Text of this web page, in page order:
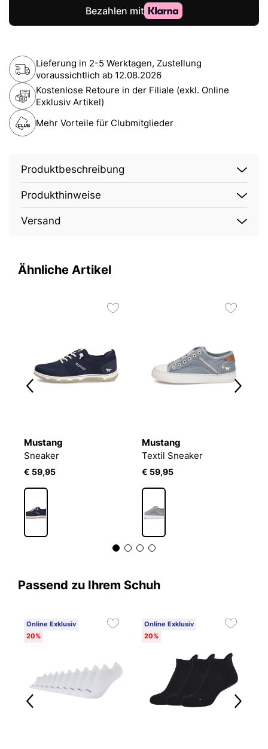
Lieferung in 2-5 Werktagen, Zustellung
voraussichtlich ab 12.08.2026
Kostenlose Retoure in der Filiale (exkl. Online
Exklusiv Artikel)
Mehr Vorteile für Clubmitglieder
Produktbeschreibung
Produkthinweise
Versand
Ähnliche Artikel
Mustang
Sneaker
€ 59,95
Mustang
Textil Sneaker
€ 59,95
Passend zu Ihrem Schuh
Online Exklusiv
20%
Online Exklusiv
20%